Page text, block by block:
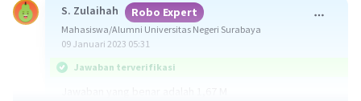
S. Zulaihah Robo Expert
Mahasiswa/Alumni Universitas Negeri Surabaya
09 Januari 2023 05:31
Jawaban terverifikasi